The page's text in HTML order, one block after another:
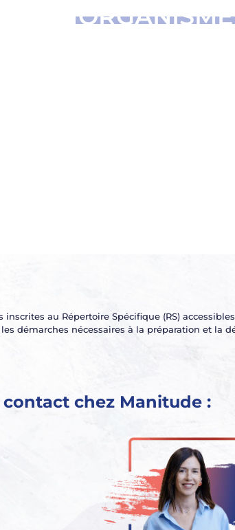
ORGANISME
au Répertoire Spécifique (RS)
démarches nécessaires à la préparation et la
chez Manitude :